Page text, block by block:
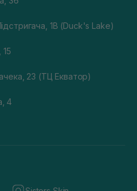
1В (Duck's Lake)
15
23 (ТЦ Екватор)
4